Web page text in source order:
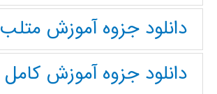
دانلود جزوه آموزش متلب
دانلود جزوه آموزش کامل matlab